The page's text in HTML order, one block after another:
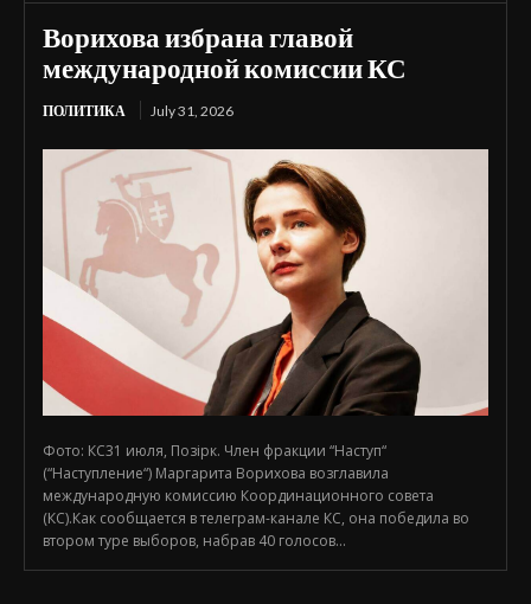
Ворихова избрана главой
международной комиссии КС
ПОЛИТИКА July 31, 2026
Фото: КС31 июля, Позірк. Член фракции “Наступ“
(“Наступление“) Маргарита Ворихова возглавила
международную комиссию Координационного совета
(КС).Как сообщается в телеграм-канале КС, она победила во
втором туре выборов, набрав 40 голосов...